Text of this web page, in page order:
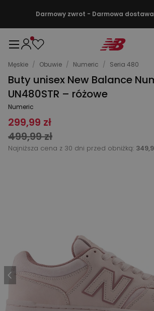
Darmowy zwrot - Darmowa dostawa
Męskie / Obuwie / Numeric / Seria 480
Buty unisex New Balance
UN480STR – różowe
Numeric
299,99 zł
499,99 zł
Najniższa cena z 30 dni przed obniżką: